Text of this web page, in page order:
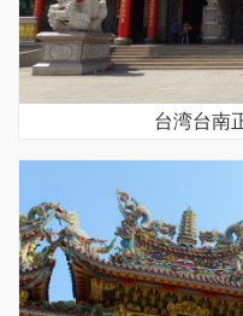
台湾台南